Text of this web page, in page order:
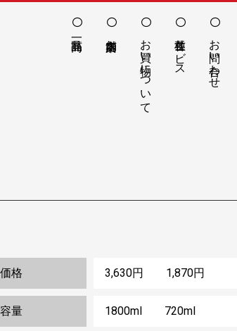
お買い物について 各種サービス お問い合わせ
価格 3,630円 1,870円
容量 1800ml 720ml